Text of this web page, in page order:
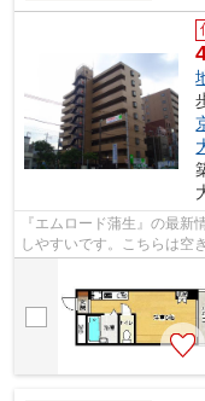
『エムロード蒲生』の最
しやすいです。こちらは空